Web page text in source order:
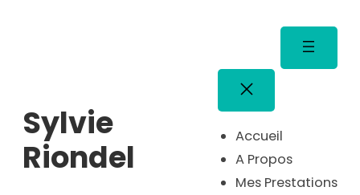
Sylvie
Riondel
Accueil
A Propos
Mes Prestations